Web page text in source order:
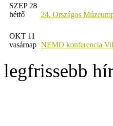
SZEP 28
hétfő
24. Országos
OKT 11
vasárnap NEMO konferencia
legfrissebb